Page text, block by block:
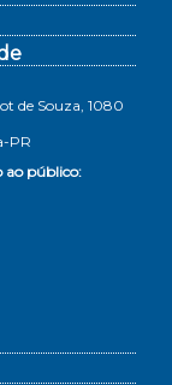
de Souza, 1080
PR
ao público: